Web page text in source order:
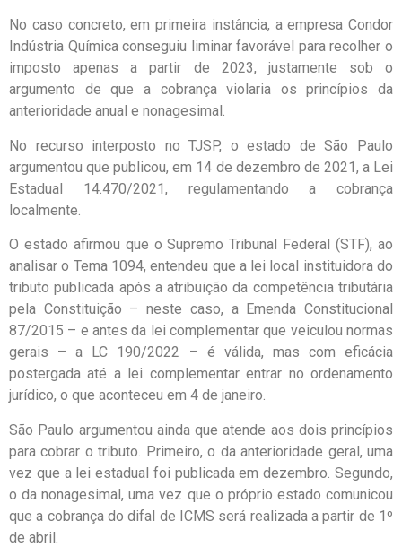
No caso concreto, em primeira instância, a empresa Condor
Indústria Química conseguiu liminar favorável para recolher o
imposto apenas a partir de 2023, justamente sob o
argumento de que a cobrança violaria os princípios da
anterioridade anual e nonagesimal.
No recurso interposto no TJSP, o estado de São Paulo
argumentou que publicou, em 14 de dezembro de 2021, a Lei
Estadual 14.470/2021, regulamentando a cobrança
localmente.
O estado afirmou que o Supremo Tribunal Federal (STF), ao
analisar o Tema 1094, entendeu que a lei local instituidora do
tributo publicada após a atribuição da competência tributária
pela Constituição – neste caso, a Emenda Constitucional
87/2015 – e antes da lei complementar que veiculou normas
gerais – a LC 190/2022 – é válida, mas com eficácia
postergada até a lei complementar entrar no ordenamento
jurídico, o que aconteceu em 4 de janeiro.
São Paulo argumentou ainda que atende aos dois princípios
para cobrar o tributo. Primeiro, o da anterioridade geral, uma
vez que a lei estadual foi publicada em dezembro. Segundo,
o da nonagesimal, uma vez que o próprio estado comunicou
que a cobrança do difal de ICMS será realizada a partir de 1º
de abril.